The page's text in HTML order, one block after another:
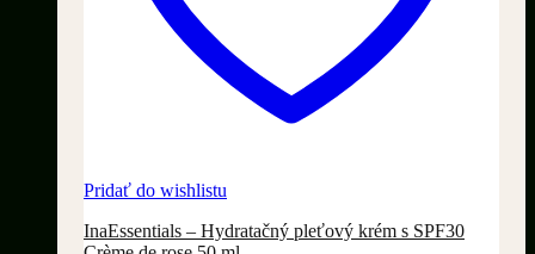
Pridať do wishlistu
InaEssentials – Hydratačný pleťový krém s SPF30